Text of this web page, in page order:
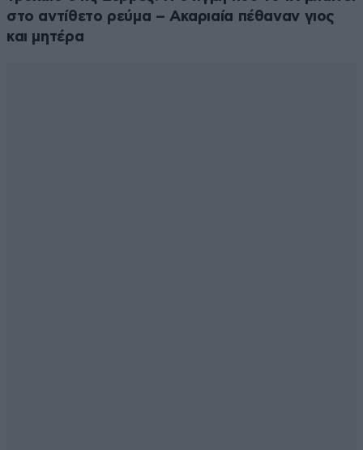
Απαντήστε
στο αντίθετο ρεύμα – Ακαριαία πέθαναν γιος
και μητέρα